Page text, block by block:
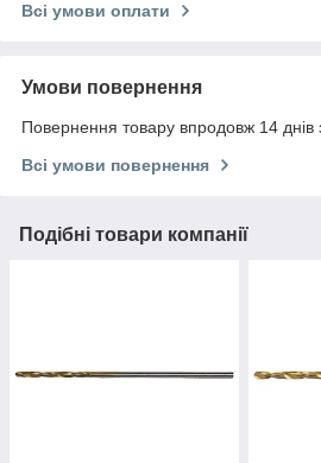
Всі умови оплати
Умови повернення
Повернення товару впродовж 14 днів
Всі умови повернення
Подібні товари компанії